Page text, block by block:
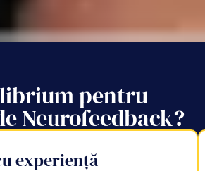
pentru
Neurofeedback?
experiență